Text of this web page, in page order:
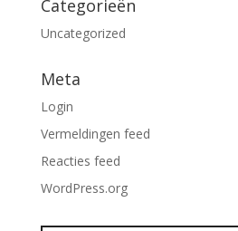
Categorieën
Uncategorized
Meta
Login
Vermeldingen feed
Reacties feed
WordPress.org